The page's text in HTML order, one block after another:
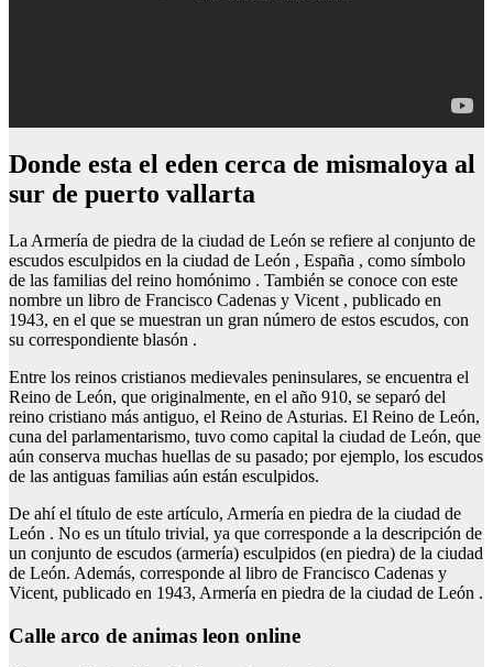
Donde esta el eden cerca de mismaloya al
sur de puerto vallarta
La Armería de piedra de la ciudad de León se refiere al conjunto de
escudos esculpidos en la ciudad de León , España , como símbolo
de las familias del reino homónimo . También se conoce con este
nombre un libro de Francisco Cadenas y Vicent , publicado en
1943, en el que se muestran un gran número de estos escudos, con
su correspondiente blasón .
Entre los reinos cristianos medievales peninsulares, se encuentra el
Reino de León, que originalmente, en el año 910, se separó del
reino cristiano más antiguo, el Reino de Asturias. El Reino de León,
cuna del parlamentarismo, tuvo como capital la ciudad de León, que
aún conserva muchas huellas de su pasado; por ejemplo, los escudos
de las antiguas familias aún están esculpidos.
De ahí el título de este artículo, Armería en piedra de la ciudad de
León . No es un título trivial, ya que corresponde a la descripción de
un conjunto de escudos (armería) esculpidos (en piedra) de la ciudad
de León. Además, corresponde al libro de Francisco Cadenas y
Vicent, publicado en 1943, Armería en piedra de la ciudad de León .
Calle arco de animas leon online